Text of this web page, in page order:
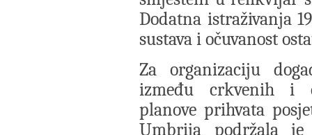
Dodatna istraživanja
sustava i očuvanost
Za organizaciju
između crkvenih i
planove prihvata
Umbrija podržala je